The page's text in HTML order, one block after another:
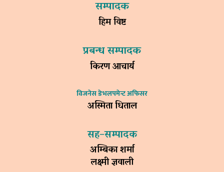
सम्पादक
हिम विष्ट
प्रबन्ध सम्पादक
किरण आचार्य
विजनेस डेभलपमेन्ट अफिसर
अस्मिता धिताल
सह–सम्पादक
अम्बिका शर्मा
लक्ष्मी ज्ञवाली